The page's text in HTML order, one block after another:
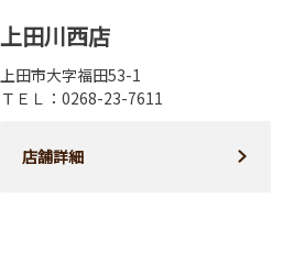
上田川西店
上田市大字福田53-1
ＴＥＬ：0268-23-7611
店舗詳細